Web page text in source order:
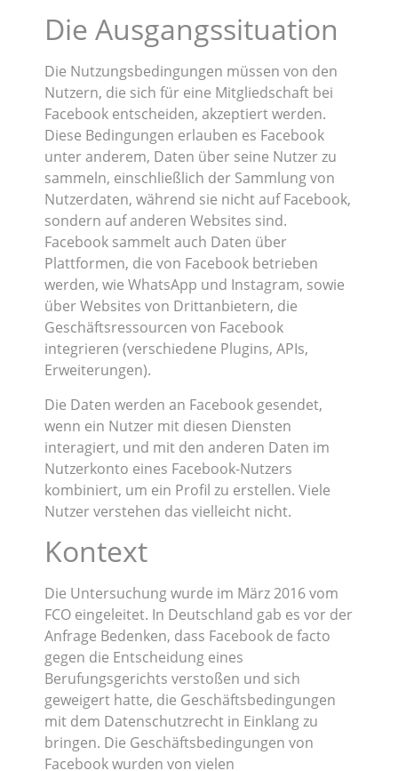
Die Ausgangssituation
Die Nutzungsbedingungen müssen von den
Nutzern, die sich für eine Mitgliedschaft bei
Facebook entscheiden, akzeptiert werden.
Diese Bedingungen erlauben es Facebook
unter anderem, Daten über seine Nutzer zu
sammeln, einschließlich der Sammlung von
Nutzerdaten, während sie nicht auf Facebook,
sondern auf anderen Websites sind.
Facebook sammelt auch Daten über
Plattformen, die von Facebook betrieben
werden, wie WhatsApp und Instagram, sowie
über Websites von Drittanbietern, die
Geschäftsressourcen von Facebook
integrieren (verschiedene Plugins, APIs,
Erweiterungen).
Die Daten werden an Facebook gesendet,
wenn ein Nutzer mit diesen Diensten
interagiert, und mit den anderen Daten im
Nutzerkonto eines Facebook-Nutzers
kombiniert, um ein Profil zu erstellen. Viele
Nutzer verstehen das vielleicht nicht.
Kontext
Die Untersuchung wurde im März 2016 vom
FCO eingeleitet. In Deutschland gab es vor der
Anfrage Bedenken, dass Facebook de facto
gegen die Entscheidung eines
Berufungsgerichts verstoßen und sich
geweigert hatte, die Geschäftsbedingungen
mit dem Datenschutzrecht in Einklang zu
bringen. Die Geschäftsbedingungen von
Facebook wurden von vielen